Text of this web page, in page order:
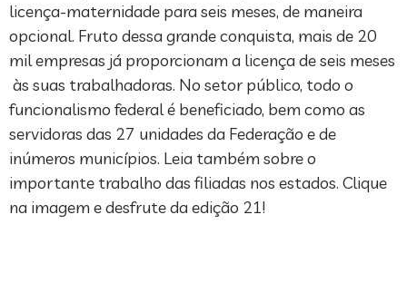
licença-maternidade para seis meses, de maneira
opcional. Fruto dessa grande conquista, mais de 20
mil empresas já proporcionam a licença de seis meses
às suas trabalhadoras. No setor público, todo o
funcionalismo federal é beneficiado, bem como as
servidoras das 27 unidades da Federação e de
inúmeros municípios. Leia também sobre o
importante trabalho das filiadas nos estados. Clique
na imagem e desfrute da edição 21!